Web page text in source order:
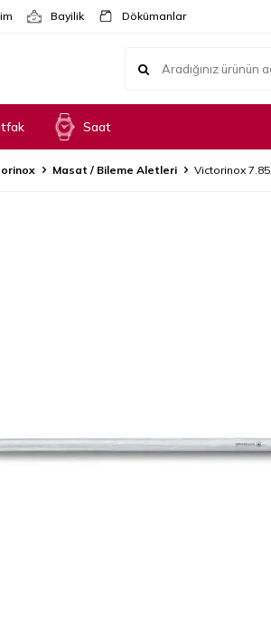
Bayilik Dökümanlar
Saat
Masat / Bileme Aletleri Victorinox